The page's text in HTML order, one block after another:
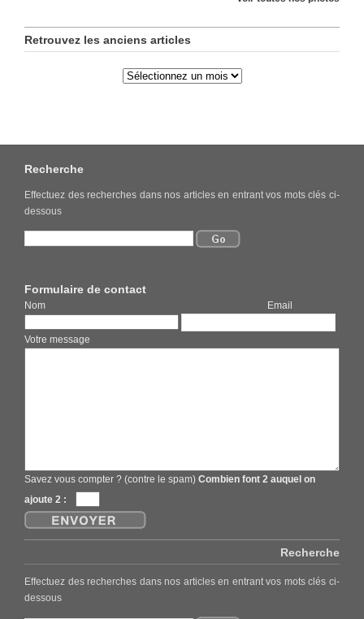
Retrouvez les anciens articles
Recherche
Effectuez des recherches dans nos articles en entrant vos mots clés ci-
dessous
Formulaire de contact
Nom Email
Votre message
Savez vous compter ? (contre le spam) Combien font 2 auquel on
ajoute 2 :
Recherche
Effectuez des recherches dans nos articles en entrant vos mots clés ci-
dessous